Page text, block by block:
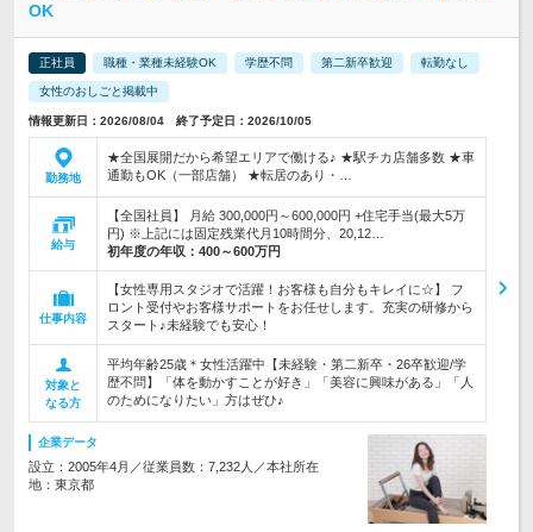
OK
正社員 職種・業種未経験OK 学歴不問 第二新卒歓迎 転勤なし
女性のおしごと掲載中
情報更新日：2026/08/04 終了予定日：2026/10/05
勤務地
★全国展開だから希望エリアで働ける♪ ★駅チカ店舗多数 ★車
通勤もOK（一部店舗） ★転居のあり・…
給与
【全国社員】 月給 300,000円～600,000円 +住宅手当(最大5万
円) ※上記には固定残業代月10時間分、20,12…
初年度の年収： 400～600万円
仕事内容
【女性専用スタジオで活躍！お客様も自分もキレイに☆】 フ
ロント受付やお客様サポートをお任せします。充実の研修から
スタート♪未経験でも安心！
対象と
なる方
平均年齢25歳＊女性活躍中【未経験・第二新卒・26卒歓迎/学
歴不問】「体を動かすことが好き」「美容に興味がある」「人
のためになりたい」方はぜひ♪
企業データ
設立：2005年4月／従業員数：7,232人／本社所在
地：東京都